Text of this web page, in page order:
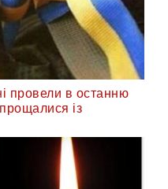
провели в останню
із